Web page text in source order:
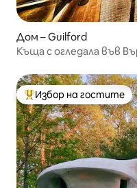
Дом – Guilford
Къща с огледала във
Най-популярен избор
Избор на гостите